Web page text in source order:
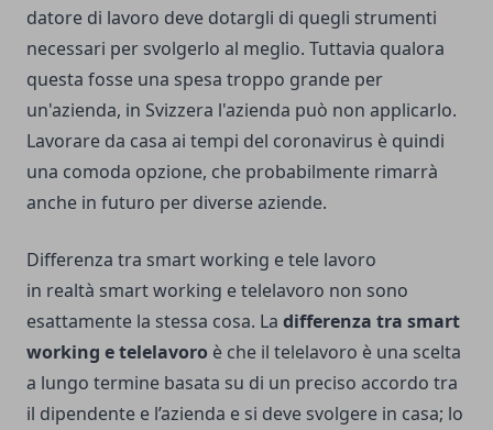
datore di lavoro deve dotargli di quegli strumenti
necessari per svolgerlo al meglio. Tuttavia qualora
questa fosse una spesa troppo grande per
un'azienda, in Svizzera l'azienda può non applicarlo.
Lavorare da casa ai tempi del coronavirus è quindi
una comoda opzione, che probabilmente rimarrà
anche in futuro per diverse aziende.
Differenza tra smart working e tele lavoro
in realtà smart working e telelavoro non sono
esattamente la stessa cosa. La differenza tra smart
working e telelavoro è che il telelavoro è una scelta
a lungo termine basata su di un preciso accordo tra
il dipendente e l’azienda e si deve svolgere in casa; lo